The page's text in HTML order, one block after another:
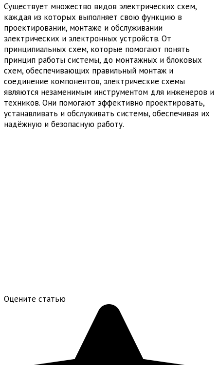
Существует множество видов электрических схем,
каждая из которых выполняет свою функцию в
проектировании, монтаже и обслуживании
электрических и электронных устройств. От
принципиальных схем, которые помогают понять
принцип работы системы, до монтажных и блоковых
схем, обеспечивающих правильный монтаж и
соединение компонентов, электрические схемы
являются незаменимым инструментом для инженеров и
техников. Они помогают эффективно проектировать,
устанавливать и обслуживать системы, обеспечивая их
надёжную и безопасную работу.
Оцените статью